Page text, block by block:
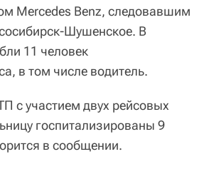
Mercedes Benz, следовавшим
Шушенское. В
11 человек
в том числе водитель.
с участием двух рейсовых
госпитализированы 9
в сообщении.